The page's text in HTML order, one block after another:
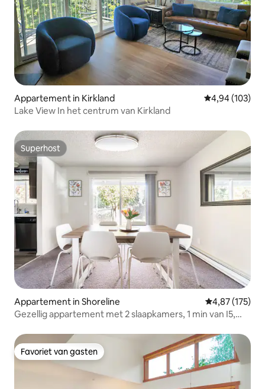
Appartement in Kirkland Gemiddelde
4,94 (103)
Lake View In het centrum van Kirkland
Superhost
Superhost
Appartement in Shoreline Gemiddelde
4,87 (175)
Gezellig appartement met 2 slaapkamers, 1 min van I5,
Favoriet van gasten
Favoriet van gasten